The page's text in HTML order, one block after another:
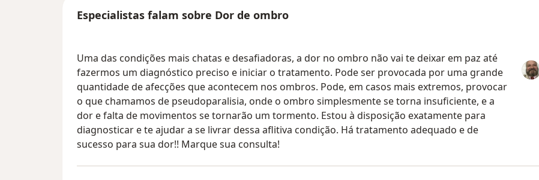
Especialistas falam sobre Dor de ombro
Uma das condições mais chatas e desafiadoras, a dor no ombro não vai te deixar em paz até
fazermos um diagnóstico preciso e iniciar o tratamento. Pode ser provocada por uma grande
quantidade de afecções que acontecem nos ombros. Pode, em casos mais extremos, provocar
o que chamamos de pseudoparalisia, onde o ombro simplesmente se torna insuficiente, e a
dor e falta de movimentos se tornarão um tormento. Estou à disposição exatamente para
diagnosticar e te ajudar a se livrar dessa aflitiva condição. Há tratamento adequado e de
sucesso para sua dor!! Marque sua consulta!